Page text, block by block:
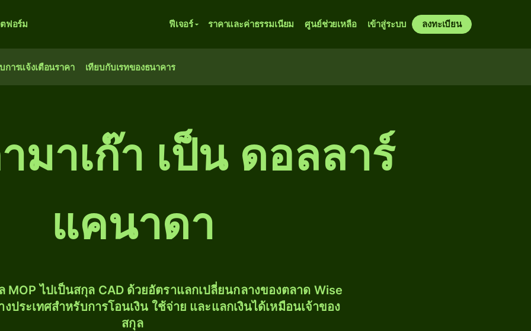
ฟอร์ม ฟีเจอร์ ราคาและค่าธรรมเนียม ศูนย์ช่วยเหลือ เข้าสู่ระบบ ลงทะเบียน
การแจ้งเตือนราคา เทียบกับเรทของธนาคาร
มาเก๊า เป็น ดอลลาร์
แคนาดา
MOP ไปเป็นสกุล CAD ด้วยอัตราแลกเปลี่ยนกลางของตลาด Wise
ประเทศสำหรับการโอนเงิน ใช้จ่าย และแลกเงินได้เหมือนเจ้าของ
สกุล